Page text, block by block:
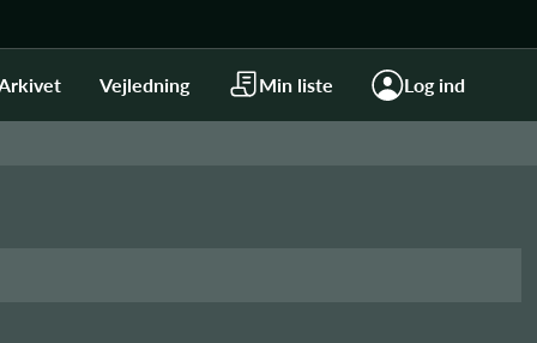
Vejledning Min liste Log ind